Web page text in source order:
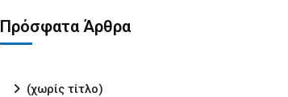
Πρόσφατα Άρθρα
(χωρίς τίτλο)